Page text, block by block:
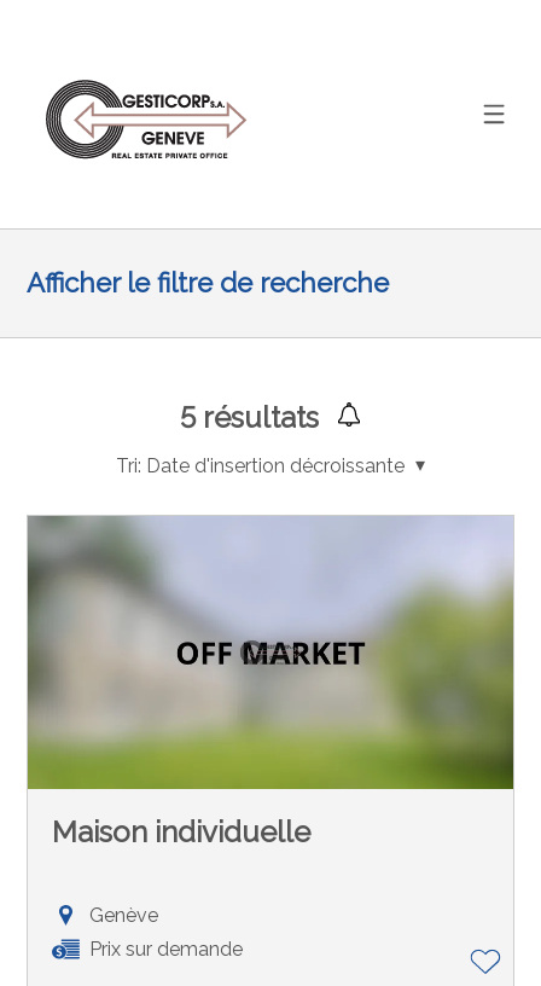
Afficher le filtre de recherche
5résultats
Tri: Date d'insertion décroissante
Maison individuelle
Genève
Prix sur demande